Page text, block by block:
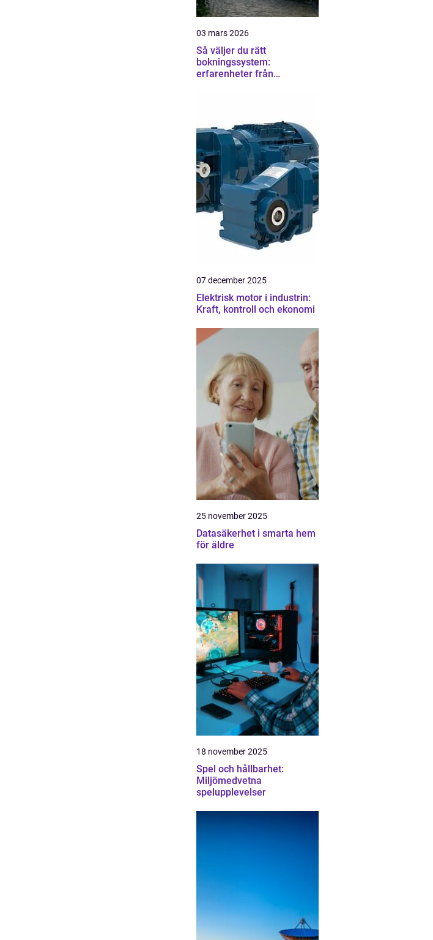
03 mars 2026
Så väljer du rätt
bokningssystem:
erfarenheter från
07 december 2025
Elektrisk motor i industrin:
Kraft, kontroll och ekonomi
25 november 2025
Datasäkerhet i smarta hem
för äldre
18 november 2025
Spel och hållbarhet:
Miljömedvetna
spelupplevelser